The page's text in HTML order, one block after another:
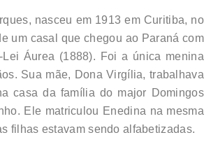
nasceu em 1913 em Curitiba, no
um casal que chegou ao Paraná com
Áurea (1888). Foi a única menina
Sua mãe, Dona Virgília, trabalhava
casa da família do major Domingos
Ele matriculou Enedina na mesma
filhas estavam sendo alfabetizadas.